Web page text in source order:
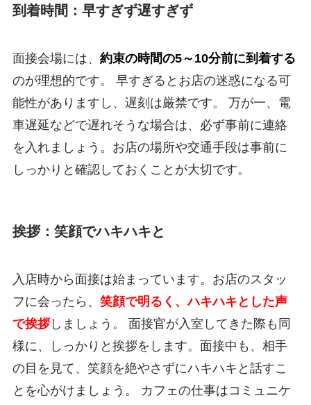
到着時間：早すぎず遅すぎず
面接会場には、 約束の時間の5～10分前に到着する
のが理想的です。 早すぎるとお店の迷惑になる可
能性がありますし、遅刻は厳禁です。 万が一、電
車遅延などで遅れそうな場合は、必ず事前に連絡
を入れましょう。お店の場所や交通手段は事前に
しっかりと確認しておくことが大切です。
挨拶：笑顔でハキハキと
入店時から面接は始まっています。お店のスタッ
フに会ったら、 笑顔で明るく、ハキハキとした声
で挨拶しましょう。 面接官が入室してきた際も同
様に、しっかりと挨拶をします。面接中も、相手
の目を見て、笑顔を絶やさずにハキハキと話すこ
とを心がけましょう。 カフェの仕事はコミュニケ